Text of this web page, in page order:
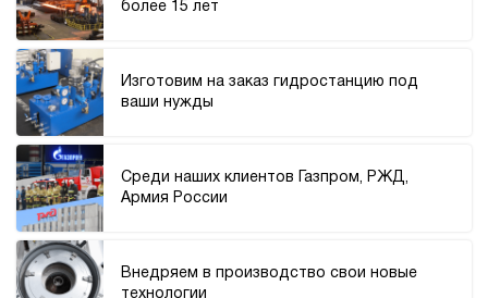
Гидростанция НЭР-1,6И184Т
3
75 153 руб Купить
Гидростанция НЭР-1,6И194Т
3.3
75 153 руб
более 15 лет
Изготовим на заказ гидростанцию под
ваши нужды
Среди наших клиентов Газпром, РЖД,
Армия России
Внедряем в производство свои новые
технологии